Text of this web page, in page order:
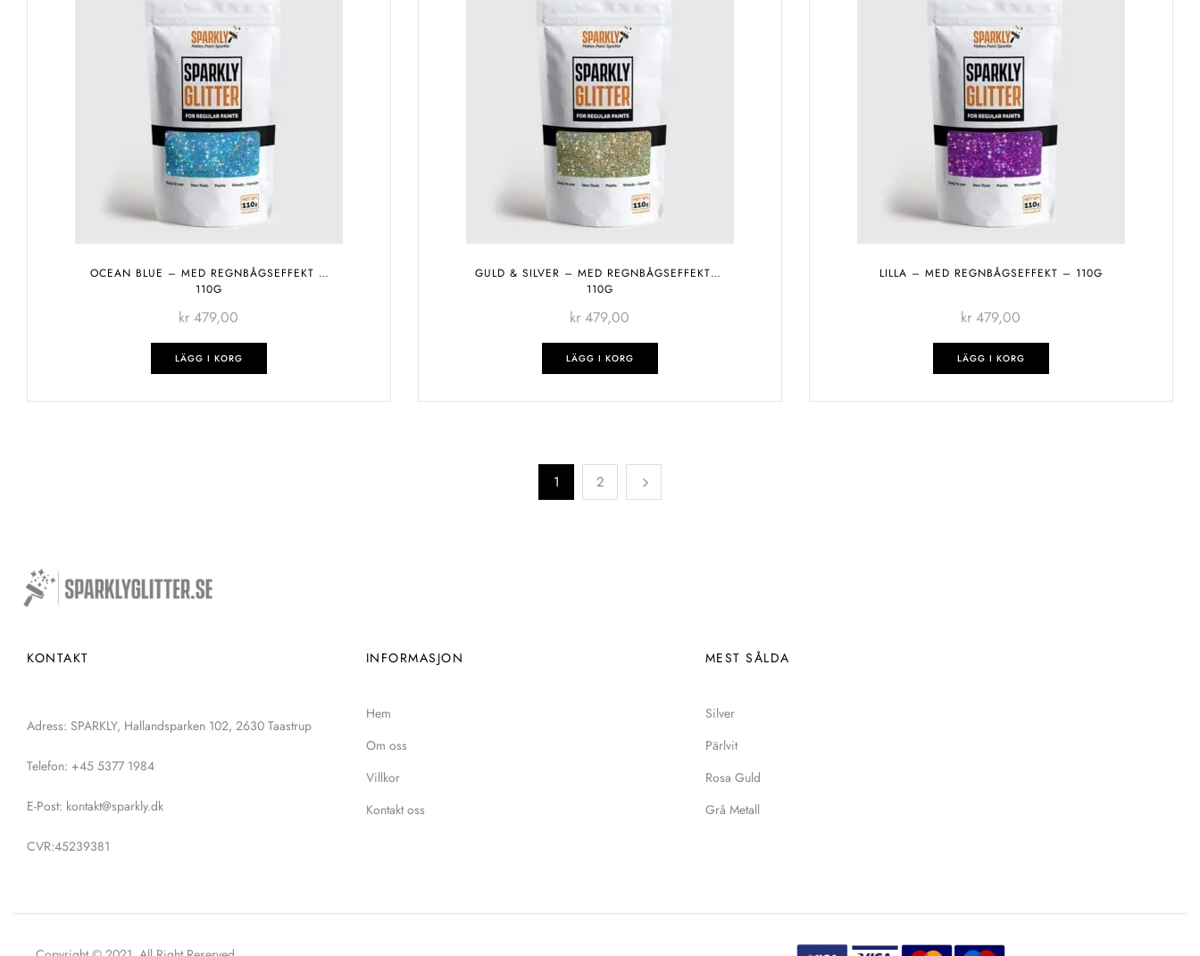
OCEAN BLUE – MED REGNBÅGSEFFEKT –
110G
kr 479,00
LÄGG I KORG
GULD & SILVER – MED REGNBÅGSEFFEKT –
110G
kr 479,00
LÄGG I KORG
LILLA – MED REGNBÅGSEFFEKT – 110G
kr 479,00
LÄGG I KORG
1 2
KONTAKT
Adress: SPARKLY, Hallandsparken 102, 2630 Taastrup
Telefon: +45 5377 1984
E-Post: kontakt@sparkly.dk
CVR:45239381
INFORMASJON
Hem
Om oss
Villkor
Kontakt oss
MEST SÅLDA
Silver
Pärlvit
Rosa Guld
Grå Metall